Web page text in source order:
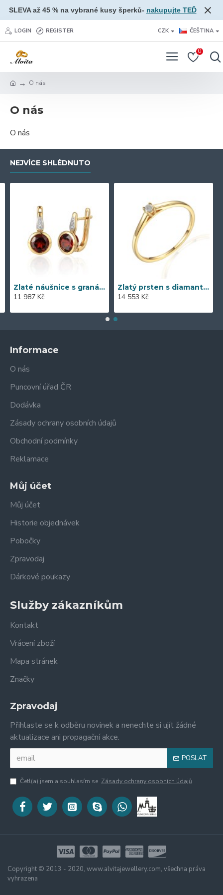
SLEVA až 45 % na vybrané kusy šperků- nakupujte TEĎ
LOGIN REGISTER CZK ČEŠTINA
0
O nás
O nás
O nás
NEJVÍCE SHLÉDNUTO
Zlaté náušnice s granátem 585/1000, 3,57 gr - 73805E002
11 987 Kč
Zlatý prsten s diamantem 585/1000, 0,06 ct - 42404R023
14 553 Kč
Informace
O nás
Puncovní úřad ČR
Dodávka
Zásady ochrany osobních údajů
Obchodní podmínky
Reklamace
Můj účet
Můj účet
Historie objednávek
Pobočky
Zpravodaj
Dárkové poukazy
Služby zákazníkům
Kontakt
Vrácení zboží
Mapa stránek
Značky
Zpravodaj
Přihlaste se k odběru novinek a nenechte si ujít žádné
aktualizace ani propagační akce.
POSLAT
Četl(a) jsem a souhlasím se Zásady ochrany osobních údajů
Copyright © 2013 - 2020, www.alvitajewellery.com, všechna práva
vyhrazena